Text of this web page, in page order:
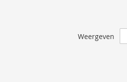
Weergeven